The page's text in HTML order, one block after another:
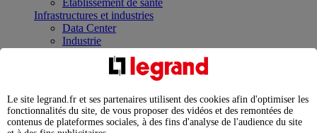
Établissement de santé
Infrastructures et industries
Data Center
Industrie
Infrastructures
Contrôler et planifier le fonctionnement des appareils
Répartir et optimiser son tableau électrique
Legrand Data Center Solutions : concentrer les
expertises au service de vos performances
Le site legrand.fr et ses partenaires utilisent des cookies afin d'optimiser les
fonctionnalités du site, de vous proposer des vidéos et des remontées de
contenus de plateformes sociales, à des fins d'analyse de l'audience du site